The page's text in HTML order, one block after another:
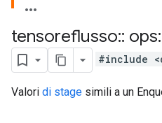
tensoreflusso:: ops
#include
Valori di stage simili a un